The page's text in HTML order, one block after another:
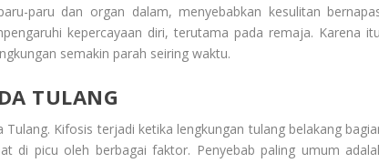
paru dan organ dalam, menyebabkan kesulitan
kepercayaan diri, terutama pada remaja. Karena
semakin parah seiring waktu.
TULANG
Tulang. Kifosis terjadi ketika lengkungan tulang belakang
di picu oleh berbagai faktor. Penyebab paling umum